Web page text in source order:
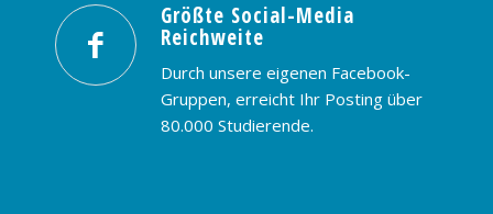
PREISE & BUCHUNG KONTAKT
Größte Social-Media
Reichweite
Durch unsere eigenen Facebook-
Gruppen, erreicht Ihr Posting über
80.000 Studierende.